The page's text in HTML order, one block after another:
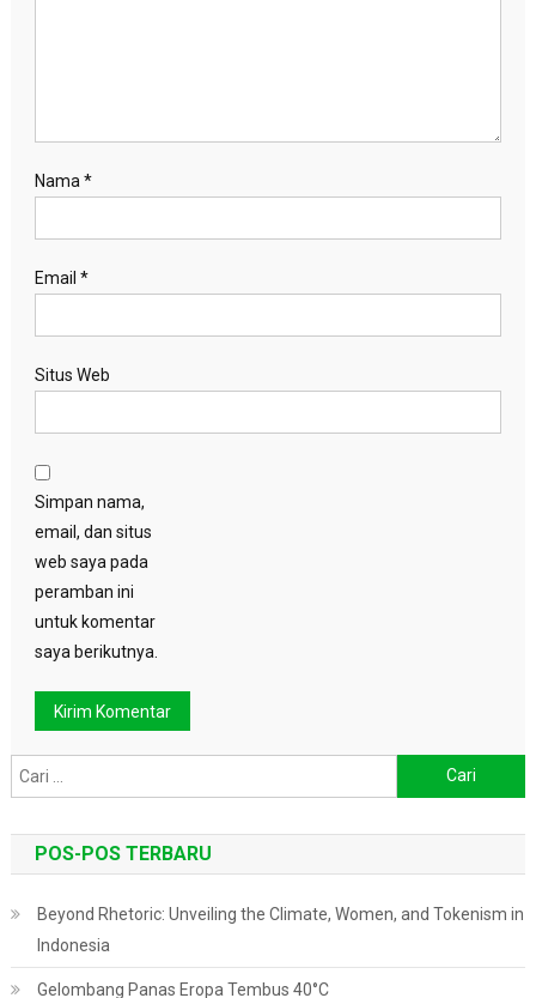
Nama *
Email *
Situs Web
Simpan nama,
email, dan situs
web saya pada
peramban ini
untuk komentar
saya berikutnya.
untuk:
POS-POS TERBARU
Beyond Rhetoric: Unveiling the Climate, Women, and Tokenism in
Indonesia
Gelombang Panas Eropa Tembus 40°C